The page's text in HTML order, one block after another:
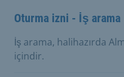
Oturma izni - İş arama
İş arama, halihazırda
içindir.